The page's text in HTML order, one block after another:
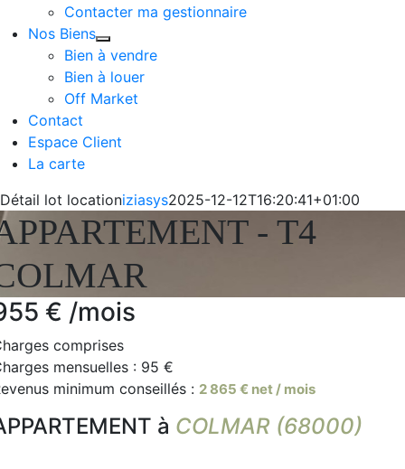
Contacter ma gestionnaire
Nos Biens
Bien à vendre
Bien à louer
Off Market
Contact
Espace Client
La carte
Détail lot locationiziasys2025-12-12T16:20:41+01:00
- T4
€ /mois
comprises
mensuelles : 95 €
minimum conseillés : 2 865 € net / mois
à COLMAR (68000)